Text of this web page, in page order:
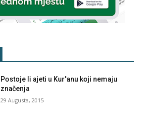
Postoje li ajeti u Kur'anu koji nemaju
značenja
29 Augusta, 2015